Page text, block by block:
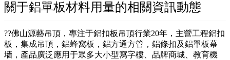
關于鋁單板材料用量的相關資訊動態
??佛山源藝吊頂，專注于鋁扣板吊頂行業20年，主營工程鋁扣
板，集成吊頂，鋁蜂窩板，鋁方通方管，鋁條扣及鋁單板幕
墻，產品廣泛應用于眾多大小型寫字樓、品牌商城、教育機